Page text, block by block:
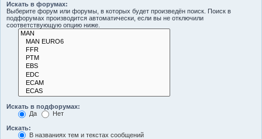
Искать в форумах:
Выберите форум или форумы, в которых будет произведён поиск. Поиск в
подфорумах производится автоматически, если вы не отключили
соответствующую опцию ниже.
Искать в подфорумах:
Да
Нет
Искать:
В названиях тем и текстах сообщений